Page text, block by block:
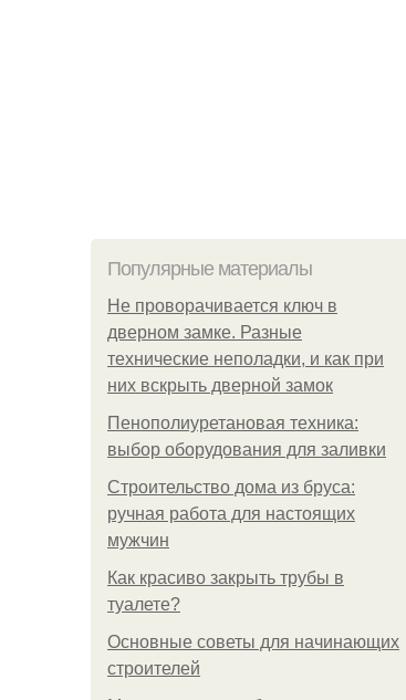
Популярные материалы
Не проворачивается ключ в
дверном замке. Разные
технические неполадки, и как при
них вскрыть дверной замок
Пенополиуретановая техника:
выбор оборудования для заливки
Строительство дома из бруса:
ручная работа для настоящих
мужчин
Как красиво закрыть трубы в
туалете?
Основные советы для начинающих
строителей